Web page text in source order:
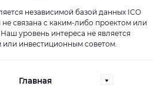
независимой базой данных ICO
связана с каким-либо проектом или
уровень интереса не является
инвестиционным советом.
Главная